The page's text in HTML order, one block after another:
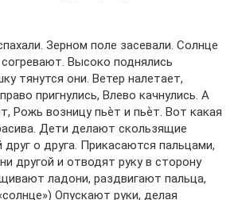
Зерном поле засевали. Солнце
Высоко поднялись
тянутся они. Ветер налетает,
пригнулись, Влево качнулись. А
Рожь возницу пьѐт и пьѐт. Вот какая
Дети делают скользящие
о друга. Прикасаются пальцами,
другой и отводят руку в сторону
ладони, раздвигают пальца,
Опускают руки, делая